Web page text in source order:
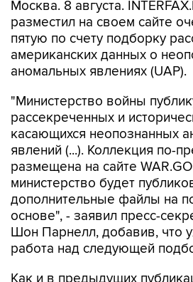
пятую по счету подборку
американских данных о
аномальных явлениях (UAP).
"Министерство войны
касающихся неопознанных
явлений (...). Коллекция по-
размещена на сайте
министерство будет
дополнительные файлы на
основе", - заявил пресс-
Шон Парнелл, добавив, что
работа над следующей
Как и в предыдущих